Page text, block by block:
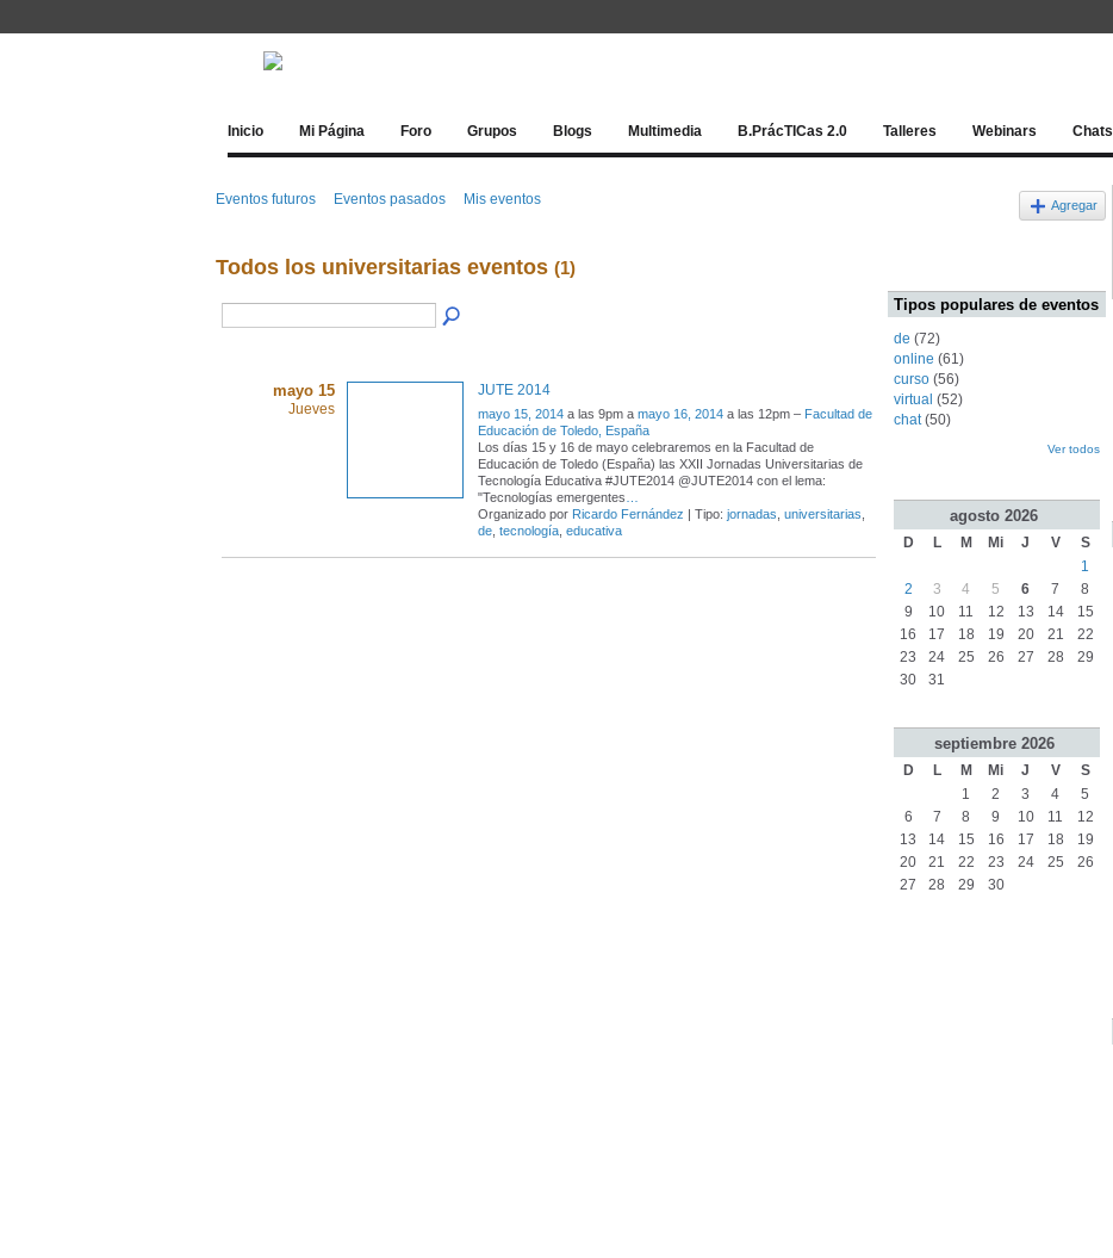
Inicio Mi Página Foro Grupos Blogs Multimedia B.PrácTICas 2.0 Talleres Webinars Chats
Eventos futuros Eventos pasados Mis eventos Agregar
Todos los universitarias eventos (1)
mayo 15
Jueves
JUTE 2014
mayo 15, 2014 a las 9pm a mayo 16, 2014 a las 12pm – Facultad de
Educación de Toledo, España
Los días 15 y 16 de mayo celebraremos en la Facultad de
Educación de Toledo (España) las XXII Jornadas Universitarias de
Tecnología Educativa #JUTE2014 @JUTE2014 con el lema:
"Tecnologías emergentes…
Organizado por Ricardo Fernández | Tipo: jornadas, universitarias,
de, tecnología, educativa
Tipos populares de eventos
de (72)
online (61)
curso (56)
virtual (52)
chat(50)
Ver todos
agosto 2026
D L M Mi J V
S
1
2
3 4 5 6 7
8
9
10 11 12 13 14
15
16
17 18 19 20 21
22
23
24 25 26 27 28
29
30
31
septiembre 2026
D L M Mi J V
S
1
2 3 4
5
6
7 8 9 10 11
12
13
14 15 16 17 18
19
20
21 22 23 24 25
26
27
28 29 30